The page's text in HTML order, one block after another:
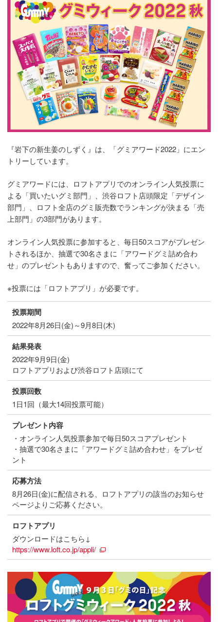
『岩下の新生姜のしずく』は、「グミアワード2022」にエン
トリーしています。
グミアワードには、ロフトアプリでのオンライン人気投票に
よる「買いたいグミ部門」、渋谷ロフト店頭限定「デザイン
部門」、ロフト全店のグミ販売数でランキングが決まる「売
上部門」の3部門があります。
オンライン人気投票に参加すると、毎日50スコアがプレゼン
トされるほか、抽選で30名さまに「アワードグミ詰め合わ
せ」のプレゼントもありますので、奮ってご参加ください。
※投票には「ロフトアプリ」が必要です。
投票期間
2022年8月26日(金)～9月8日(木)
結果発表
2022年9月9日(金)
ロフトアプリおよび渋谷ロフト店頭にて
投票回数
1日1回（最大14回投票可能）
プレゼント内容
・オンライン人気投票参加で毎日50スコアプレゼント
・抽選で30名さまに「アワードグミ詰め合わせ」をプレゼ
ント
応募方法
8月26日(金)に配信される、ロフトアプリの該当のお知らせ
ページよりご応募ください。
ロフトアプリ
ダウンロードはこちら↓
https://www.loft.co.jp/appli/